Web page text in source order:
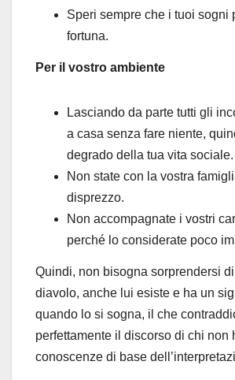
Speri sempre che i tuoi sogni
fortuna.
Per il vostro ambiente
Lasciando da parte tutti gli
a casa senza fare niente,
degrado della tua vita sociale.
Non state con la vostra
disprezzo.
Non accompagnate i vostri
perché lo considerate poco
Quindi, non bisogna sorprendersi di
diavolo, anche lui esiste e ha un
quando lo si sogna, il che
perfettamente il discorso di chi non
conoscenze di base